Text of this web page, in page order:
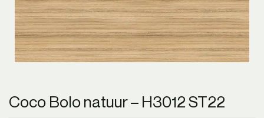
Coco Bolo natuur – H3012 ST22